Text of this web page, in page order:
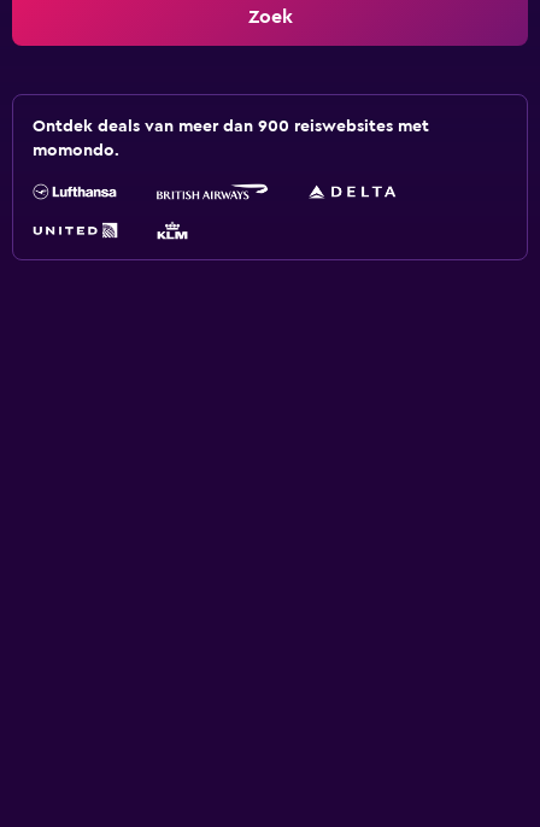
Zoek
Ontdek deals van meer dan 900 reiswebsites met
momondo.